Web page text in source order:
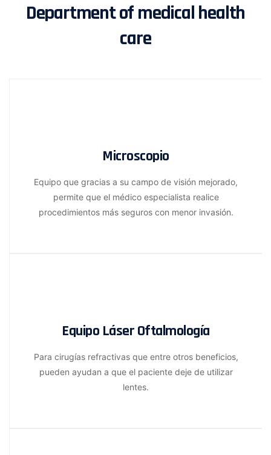
Department of medical health
care
Microscopio
Equipo que gracias a su campo de visión mejorado,
permite que el médico especialista realice
procedimientos más seguros con menor invasión.
Equipo Láser Oftalmología
Para cirugías refractivas que entre otros beneficios,
pueden ayudan a que el paciente deje de utilizar
lentes.